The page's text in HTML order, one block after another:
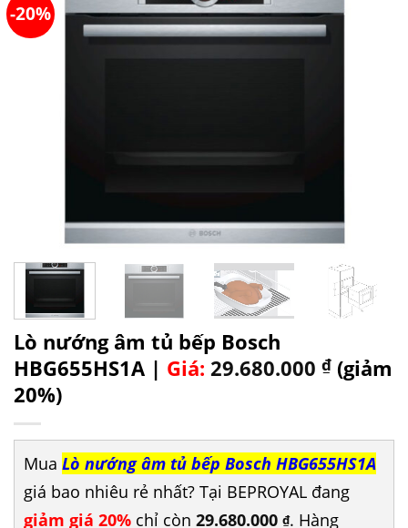
-20%
Lò nướng âm tủ bếp Bosch
HBG655HS1A | Giá: 29.680.000 ₫ (giảm
20%)
Mua Lò nướng âm tủ bếp Bosch HBG655HS1A
giá bao nhiêu rẻ nhất? Tại BEPROYAL đang
giảm giá 20% chỉ còn 29.680.000 ₫. Hàng